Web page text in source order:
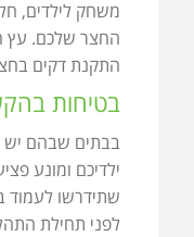
משחק לילדים,
החצר שלכם. עץ
התקנת דקים
בטיחות
בבתים שבהם יש
ילדיכם ומונע
שתידרשו לעמוד
לפני תחילת